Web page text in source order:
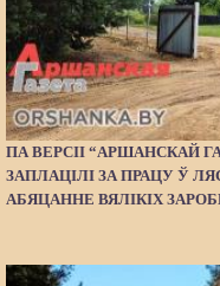
ПА ВЕРСІІ “АРШАНСКАЙ
ЗАПЛАЦІЛІ ЗА ПРАЦУ Ў
АБЯЦАННЕ ВЯЛІКІХ